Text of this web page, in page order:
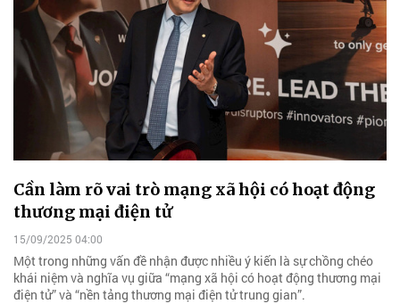
Cần làm rõ vai trò mạng xã hội có hoạt động
thương mại điện tử
15/09/2025 04:00
Một trong những vấn đề nhận được nhiều ý kiến là sự chồng chéo
khái niệm và nghĩa vụ giữa “mạng xã hội có hoạt động thương mại
điện tử” và “nền tảng thương mại điện tử trung gian”.